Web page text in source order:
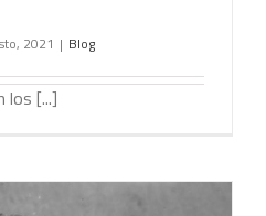
2021 | Blog
los [...]